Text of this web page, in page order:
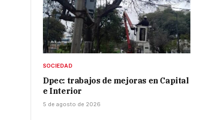
SOCIEDAD
Dpec: trabajos de mejoras en Capital
e Interior
5 de agosto de 2026